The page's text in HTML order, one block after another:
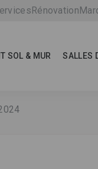
SOL & MUR SALLES
Rénovation